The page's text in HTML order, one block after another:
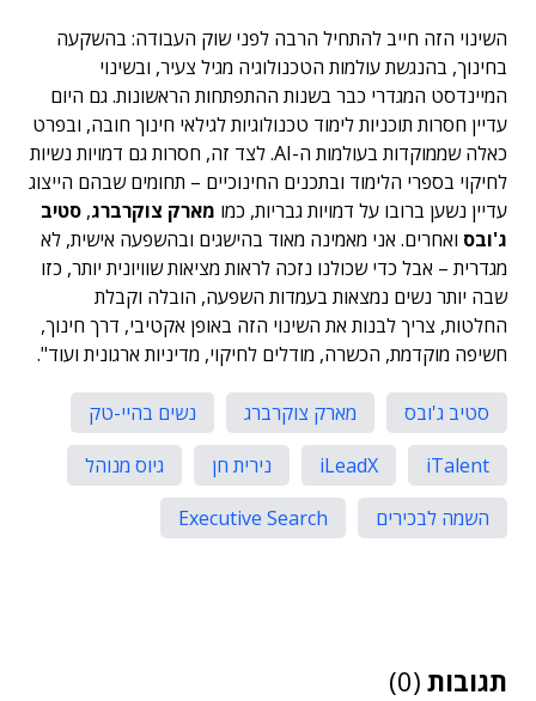
השינוי הזה חייב להתחיל הרבה לפני שוק העבודה: בהשקעה
בחינוך, בהנגשת עולמות הטכנולוגיה מגיל צעיר, ובשינוי
המיינדסט המגדרי כבר בשנות ההתפתחות הראשונות. גם היום
עדיין חסרות תוכניות לימוד טכנולוגיות לגילאי חינוך חובה, ובפרט
כאלה שממוקדות בעולמות ה-AI. לצד זה, חסרות גם דמויות נשיות
לחיקוי בספרי הלימוד ובתכנים החינוכיים – תחומים שבהם הייצוג
עדיין נשען ברובו על דמויות גבריות, כמו מארק צוקרברג, סטיב
ג'ובס ואחרים. אני מאמינה מאוד בהישגים ובהשפעה אישית, לא
מגדרית – אבל כדי שכולנו נזכה לראות מציאות שוויונית יותר, כזו
שבה יותר נשים נמצאות בעמדות השפעה, הובלה וקבלת
החלטות, צריך לבנות את השינוי הזה באופן אקטיבי, דרך חינוך,
חשיפה מוקדמת, הכשרה, מודלים לחיקוי, מדיניות ארגונית ועוד".
סטיב ג'ובס מארק צוקרברג
נשים בהיי-טק
iTalent
iLeadX נירית חן
גיוס מנוהל
השמה לבכירים
Executive Search
תגובות (0)